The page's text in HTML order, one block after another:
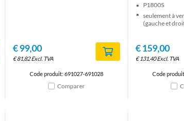
€99,00
€81,82 Excl. TVA
Code produit: 691027-691028
Comparer
P1800S
seulement à
(gauche et
€159,00
€131,40 Excl. TVA
Code